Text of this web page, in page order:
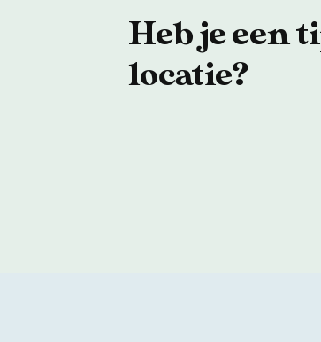
Heb je een
locatie?